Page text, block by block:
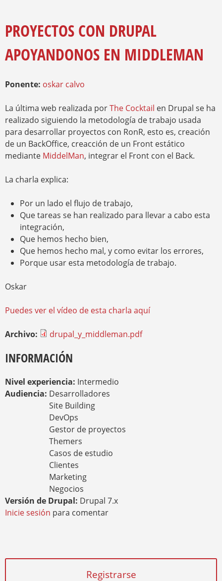
U
D
N
C
E
N
R
A
S
T
E
D
A
Q
Í
PROYECTOS CON DRUPAL
APOYANDONOS EN MIDDLEMAN
Ponente: oskar calvo
La última web realizada porThe Cocktail en Drupal se ha
realizado siguiendo la metodología de trabajo usada
para desarrollar proyectos con RonR, esto es, creación
de un BackOffice, creacción de un Front estático
mediante MiddelMan, integrar el Front con el Back.
La charla explica:
Por un lado el flujo de trabajo,
Que tareas se han realizado para llevar a cabo esta
integración,
Que hemos hecho bien,
Que hemos hecho mal, y como evitar los errores,
Porque usar esta metodología de trabajo.
Oskar
Puedes ver el vídeo de esta charla aquí
Archivo: drupal_y_middleman.pdf
INFORMACIÓN
Nivel experiencia: Intermedio
Audiencia: Desarrolladores
Site Building
DevOps
Gestor de proyectos
Themers
Casos de estudio
Clientes
Marketing
Negocios
Versión de Drupal: Drupal 7.x
Inicie sesión para comentar
Registrarse